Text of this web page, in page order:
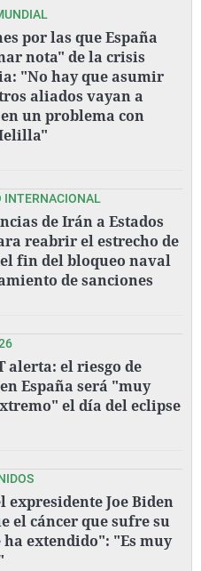
por las que España
nota" de la crisis
"No hay que asumir
aliados vayan a
un problema con
INTERNACIONAL
de Irán a Estados
reabrir el estrecho de
fin del bloqueo naval
de sanciones
alerta: el riesgo de
España será "muy
el día del eclipse
expresidente Joe Biden
el cáncer que sufre su
ha extendido": "Es muy